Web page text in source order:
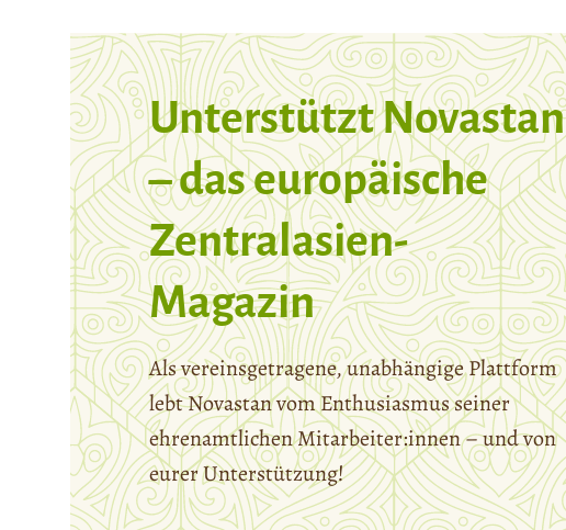
Unterstützt Novastan
– das europäische
Zentralasien-
Magazin
Als vereinsgetragene, unabhängige Plattform
lebt Novastan vom Enthusiasmus seiner
ehrenamtlichen Mitarbeiter:innen – und von
eurer Unterstützung!